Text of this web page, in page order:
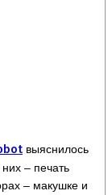
выяснилось
– печать
– макушке и